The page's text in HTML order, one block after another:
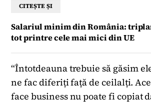
CITEȘTE ȘI
Salariul minim din România:
tot printre cele mai mici din UE
“Întotdeauna trebuie să găsim
ne fac diferiți față de ceilalți.
face business nu poate fi copiat